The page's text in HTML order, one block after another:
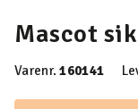
Mascot
Varenr.160141